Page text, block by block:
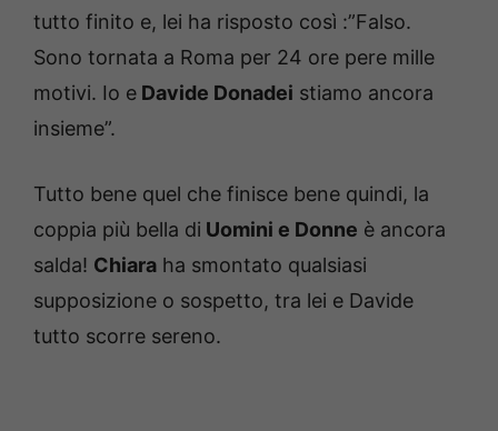
tutto finito e, lei ha risposto così :”Falso.
Sono tornata a Roma per 24 ore pere mille
motivi. Io e Davide Donadei stiamo ancora
insieme”.
Tutto bene quel che finisce bene quindi, la
coppia più bella di Uomini e Donne è ancora
salda! Chiara ha smontato qualsiasi
supposizione o sospetto, tra lei e Davide
tutto scorre sereno.